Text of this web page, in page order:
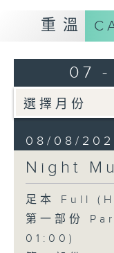
重溫
07 -
08/08/
Night
足本 Full
第一部份
01:00)